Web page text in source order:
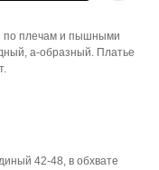
по плечам и пышными
а-образный. Платье
42-48, в обхвате